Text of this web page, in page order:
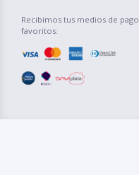
Recibimos tus medios de pago
favoritos: